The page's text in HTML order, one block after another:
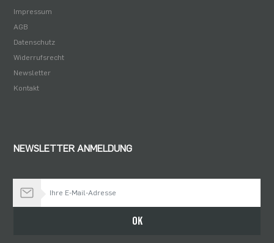
Impressum
AGB
Datenschutz
Widerrufsrecht
Newsletter
Kontakt
NEWSLETTER ANMELDUNG
OK